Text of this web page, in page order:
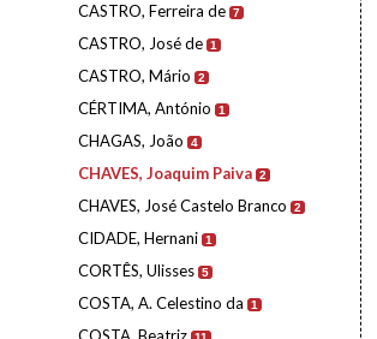
CASTRO, Ferreira de 7
CASTRO, José de 1
CASTRO, Mário 2
CÉRTIMA, António 1
CHAGAS, João 4
CHAVES, Joaquim Paiva 2
CHAVES, José Castelo Branco 2
CIDADE, Hernani 1
CORTÊS, Ulisses 5
COSTA, A. Celestino da 1